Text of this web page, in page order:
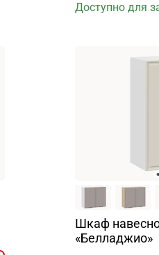
Доступно для
Шкаф
«Белладжио»